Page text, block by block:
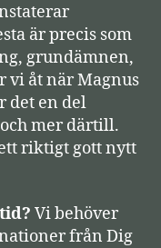
är precis som
grundämnen,
vi åt när Magnus
det en del
mer därtill.
riktigt gott nytt
Vi behöver
från Dig